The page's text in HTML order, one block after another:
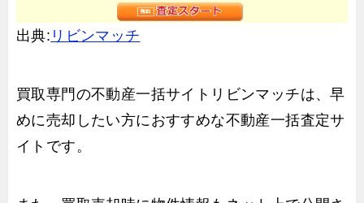
出典: リビンマッチ
買取専門の不動産一括サイトリビンマッチは、早
めに売却したい方におすすめな不動産一括査定サ
イトです。